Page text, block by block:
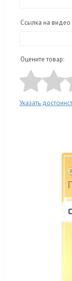
Ссылка на видео
Оцените товар:
Указать